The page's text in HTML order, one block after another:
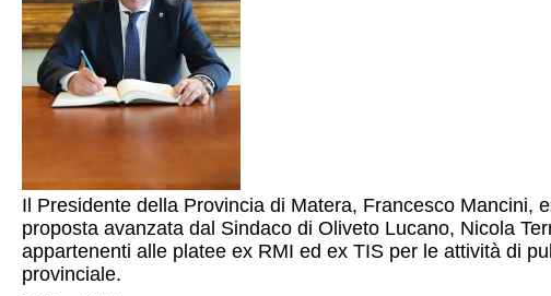
Il Presidente della Provincia di Matera, Francesco Mancini,
proposta avanzata dal Sindaco di Oliveto Lucano, Nicola
appartenenti alle platee ex RMI ed ex TIS per le attività di
provinciale.